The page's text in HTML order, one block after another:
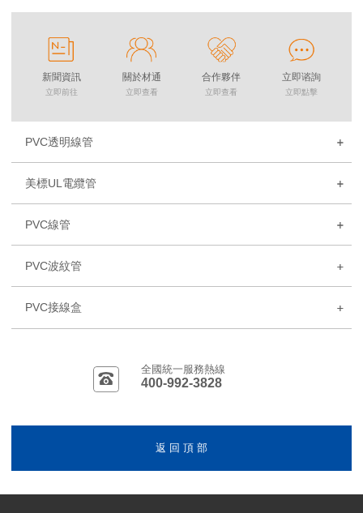
新聞資訊
立即前往
關於材通
立即查看
合作夥伴
立即查看
立即谘詢
立即點擊
PVC透明線管
美標UL電纜管
PVC線管
PVC波紋管
PVC接線盒
全國統一服務熱線
400-992-3828
返 回 頂 部